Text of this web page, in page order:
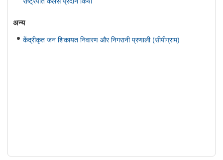
अन्य
केंद्रीकृत जन शिकायत निवारण और निगरानी प्रणाली (सीपीग्राम)